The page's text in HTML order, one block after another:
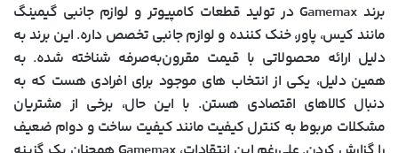
برند Gamemax در تولید قطعات کامپیوتر و لوازم جانبی گیمینگ
مانند کیس، پاور، خنک کننده و لوازم جانبی تخصص داره. این برند به
دلیل ارائه محصولاتی با قیمت مقرون‌به‌صرفه شناخته شده. به
همین دلیل، یکی از انتخاب های موجود برای افرادی هست که به
دنبال کالا‌های اقتصادی هستن. با این حال، برخی از مشتریان
مشکلات مربوط به کنترل کیفیت مانند کیفیت ساخت و دوام ضعیف